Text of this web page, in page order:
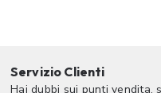
Servizio Clienti
Hai dubbi sui punti vendita,